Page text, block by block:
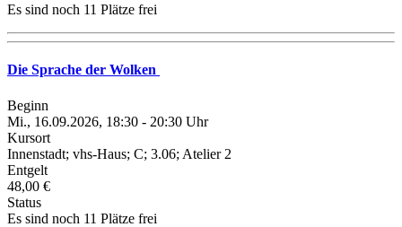
Es sind noch 11 Plätze frei
Die Sprache der Wolken
Beginn
Mi., 16.09.2026, 18:30 - 20:30 Uhr
Kursort
Innenstadt; vhs-Haus; C; 3.06; Atelier 2
Entgelt
48,00 €
Status
Es sind noch 11 Plätze frei